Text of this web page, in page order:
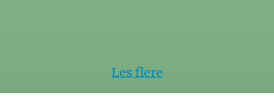
Les flere